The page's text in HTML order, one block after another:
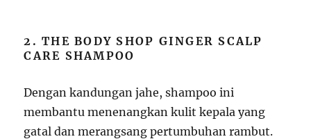
2. THE BODY SHOP GINGER SCALP
CARE SHAMPOO
Dengan kandungan jahe, shampoo ini
membantu menenangkan kulit kepala yang
gatal dan merangsang pertumbuhan rambut.